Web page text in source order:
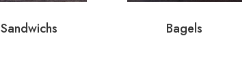
Sandwichs Bagels